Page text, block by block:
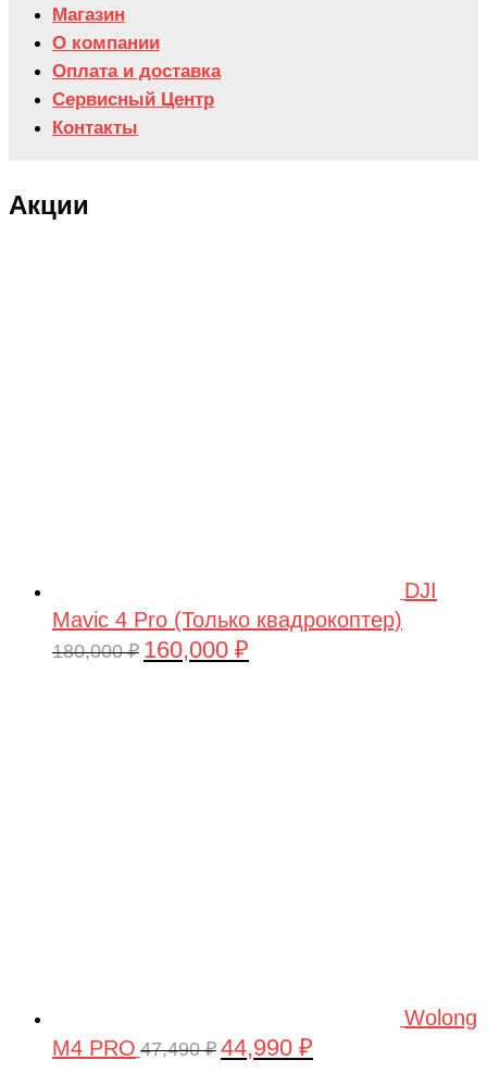
Магазин
О компании
Оплата и доставка
Сервисный Центр
Контакты
Акции
DJI
Mavic 4 Pro (Только квадрокоптер)
180,000₽ Первоначальная
160,000 ₽
Wolong
M4 PRO 47,490₽ Первоначальная
44,990 ₽